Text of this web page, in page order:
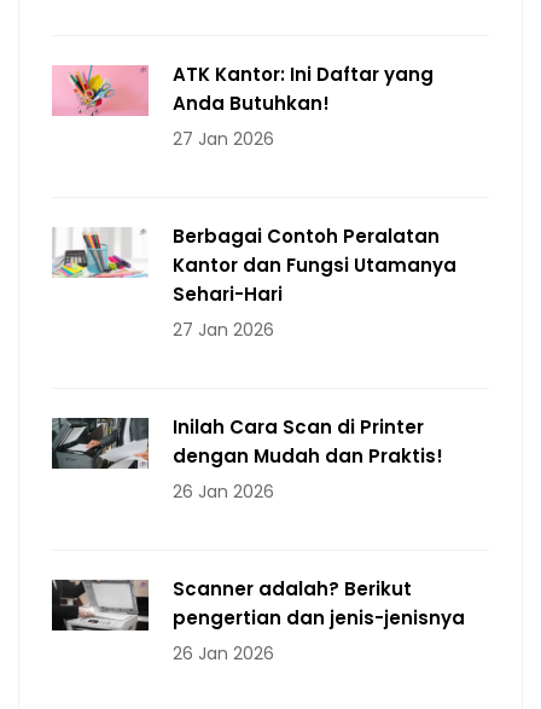
ATK Kantor: Ini Daftar yang
Anda Butuhkan!
27 Jan 2026
Berbagai Contoh Peralatan
Kantor dan Fungsi Utamanya
Sehari-Hari
27 Jan 2026
Inilah Cara Scan di Printer
dengan Mudah dan Praktis!
26 Jan 2026
Scanner adalah? Berikut
pengertian dan jenis-jenisnya
26 Jan 2026